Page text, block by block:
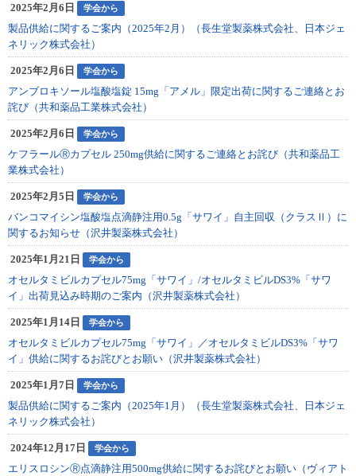
2025年2月6日 学会から
製品供給に関するご案内（2025年2月）（長生堂製薬株式会社、日本ジェ
ネリック株式会社）
2025年2月6日 学会から
アンブロキソール塩酸塩錠 15mg「アメル」限定出荷に関するご連絡とお
詫び（共和薬品工業株式会社）
2025年2月6日 学会から
ケフラールⓇカプセル 250mg供給に関するご連絡とお詫び（共和薬品工
業株式会社）
2025年2月5日 学会から
バンコマイシン塩酸塩点滴静注用0.5g「サワイ」自主回収（クラスⅡ）に
関するお知らせ（沢井製薬株式会社）
2025年1月21日 学会から
オセルタミビルカプセル75mg「サワイ」/オセルタミビルDS3%「サワ
イ」出荷見込み時期のご案内（沢井製薬株式会社）
2025年1月14日 学会から
オセルタミビルカプセル75mg「サワイ」／オセルタミビルDS3%「サワ
イ」供給に関するお詫びとお願い（沢井製薬株式会社）
2025年1月7日 学会から
製品供給に関するご案内（2025年1月）（長生堂製薬株式会社、日本ジェ
ネリック株式会社）
2024年12月17日 学会から
エリスロシンⓇ点滴静注用500mg供給に関するお詫びとお願い（ヴィアト